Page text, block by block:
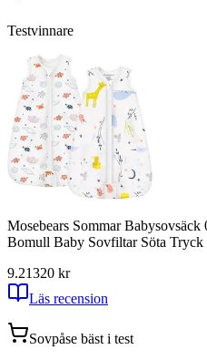
Testvinnare
Mosebears Sommar
Bomull Baby Sovfiltar Söta Tryck
9.21320 kr
Läs recension
Sovpåse bäst i test